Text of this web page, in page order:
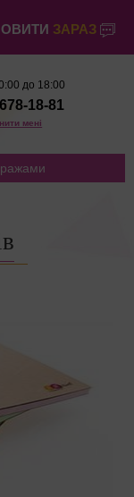
ЗАРАЗ
до 18:00
18-81
мені